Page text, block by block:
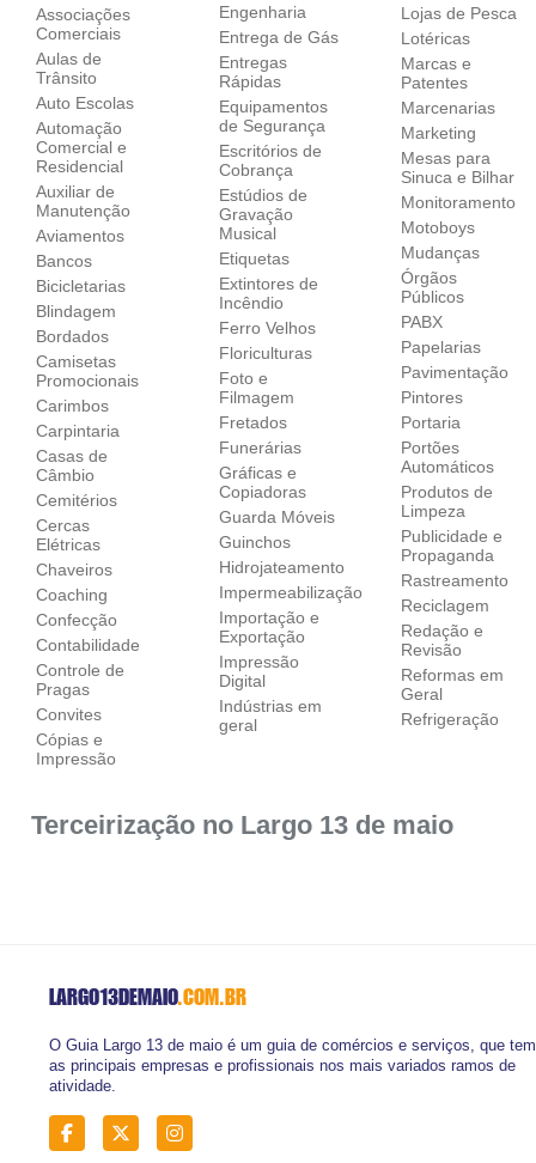
Associações
Comerciais
Aulas de
Trânsito
Auto Escolas
Automação
Comercial e
Residencial
Auxiliar de
Manutenção
Aviamentos
Bancos
Bicicletarias
Blindagem
Bordados
Camisetas
Promocionais
Carimbos
Carpintaria
Casas de
Câmbio
Cemitérios
Cercas
Elétricas
Chaveiros
Coaching
Confecção
Contabilidade
Controle de
Pragas
Convites
Cópias e
Impressão
Engenharia
Entrega de Gás
Entregas
Rápidas
Equipamentos
de Segurança
Escritórios de
Cobrança
Estúdios de
Gravação
Musical
Etiquetas
Extintores de
Incêndio
Ferro Velhos
Floriculturas
Foto e
Filmagem
Fretados
Funerárias
Gráficas e
Copiadoras
Guarda Móveis
Guinchos
Hidrojateamento
Impermeabilização
Importação e
Exportação
Impressão
Digital
Indústrias em
geral
Lojas de Pesca
Lotéricas
Marcas e
Patentes
Marcenarias
Marketing
Mesas para
Sinuca e Bilhar
Monitoramento
Motoboys
Mudanças
Órgãos
Públicos
PABX
Papelarias
Pavimentação
Pintores
Portaria
Portões
Automáticos
Produtos de
Limpeza
Publicidade e
Propaganda
Rastreamento
Reciclagem
Redação e
Revisão
Reformas em
Geral
Refrigeração
Terceirização no Largo 13 de maio
LARGO13DEMAIO.COM.BR
O Guia Largo 13 de maio é um guia de comércios e serviços, que tem
as principais empresas e profissionais nos mais variados ramos de
atividade.